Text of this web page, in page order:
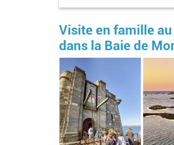
Visite en famille
dans la Baie de